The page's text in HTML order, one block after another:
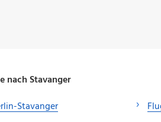
nach Stavanger
Stavanger